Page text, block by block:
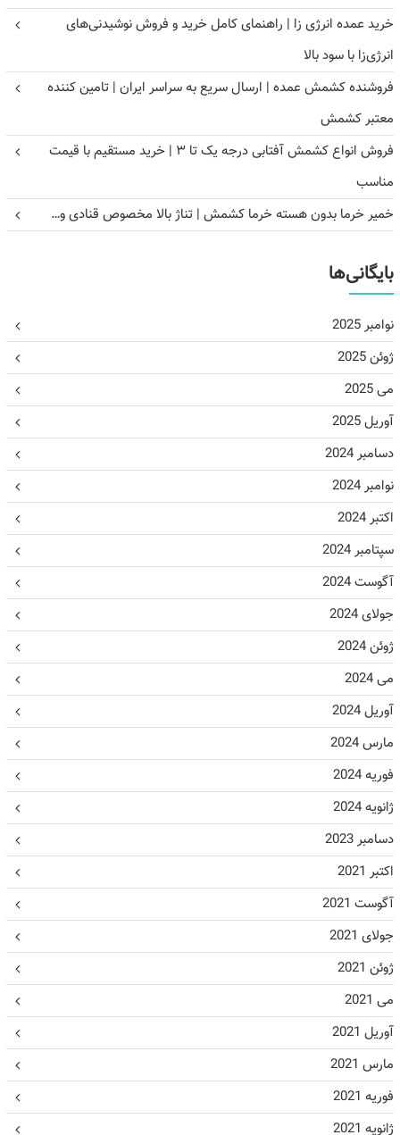
خرید عمده انرژی زا | راهنمای کامل خرید و فروش نوشیدنی‌های
انرژی‌زا با سود بالا
فروشنده کشمش عمده | ارسال سریع به سراسر ایران | تامین کننده
معتبر کشمش
فروش انواع کشمش آفتابی درجه یک تا ۳ | خرید مستقیم با قیمت
مناسب
خمیر خرما بدون هسته خرما کشمش | تناژ بالا مخصوص قنادی و…
بایگانی‌ها
نوامبر 2025
ژوئن 2025
می 2025
آوریل 2025
دسامبر 2024
نوامبر 2024
اکتبر 2024
سپتامبر 2024
آگوست 2024
جولای 2024
ژوئن 2024
می 2024
آوریل 2024
مارس 2024
فوریه 2024
ژانویه 2024
دسامبر 2023
اکتبر 2021
آگوست 2021
جولای 2021
ژوئن 2021
می 2021
آوریل 2021
مارس 2021
فوریه 2021
ژانویه 2021